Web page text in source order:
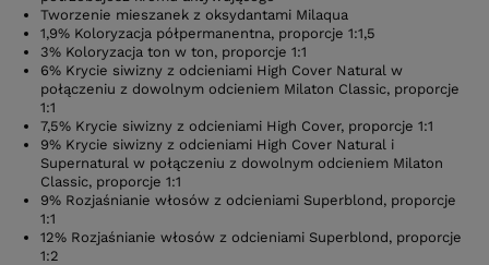
Tworzenie mieszanek z oksydantami Milaqua
1,9% Koloryzacja półpermanentna, proporcje 1:1,5
3% Koloryzacja ton w ton, proporcje 1:1
6% Krycie siwizny z odcieniami High Cover Natural w
połączeniu z dowolnym odcieniem Milaton Classic, proporcje
1:1
7,5% Krycie siwizny z odcieniami High Cover, proporcje 1:1
9% Krycie siwizny z odcieniami High Cover Natural i
Supernatural w połączeniu z dowolnym odcieniem Milaton
Classic, proporcje 1:1
9% Rozjaśnianie włosów z odcieniami Superblond, proporcje
1:1
12% Rozjaśnianie włosów z odcieniami Superblond, proporcje
1:2